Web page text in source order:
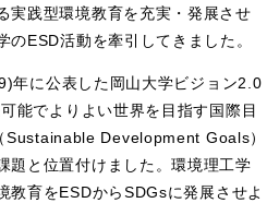
実践型環境教育を充実・発展させ
のESD活動を牽引してきました。
年に公表した岡山大学ビジョン2.0
能でよりよい世界を目指す国際目
（Sustainable Development Goals）
題と位置付けました。環境理工学
教育をESDからSDGsに発展させよ